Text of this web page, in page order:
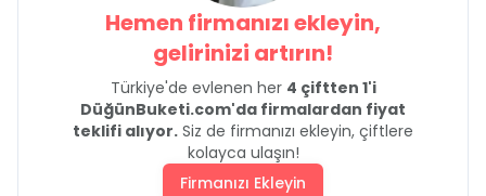
Hemen firmanızı ekleyin,
gelirinizi artırın!
Türkiye'de evlenen her 4 çiftten 1'i
DüğünBuketi.com'da firmalardan fiyat
teklifi alıyor. Siz de firmanızı ekleyin, çiftlere
kolayca ulaşın!
Firmanızı Ekleyin